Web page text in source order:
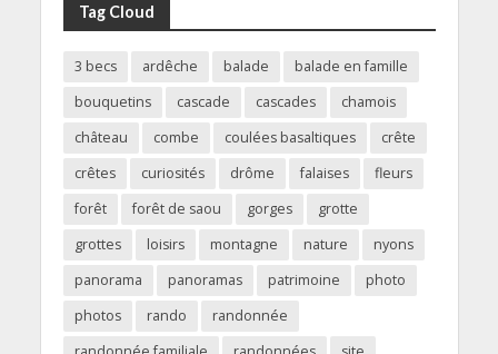
Tag Cloud
3 becs ardêche balade
balade en famille
bouquetins
cascade cascades
chamois
château
combe coulées basaltiques
crête
crêtes
curiosités drôme falaises
fleurs
forêt
forêt de saou gorges
grotte
grottes
loisirs montagne nature
nyons
panorama
panoramas patrimoine
photo
photos
rando
randonnée